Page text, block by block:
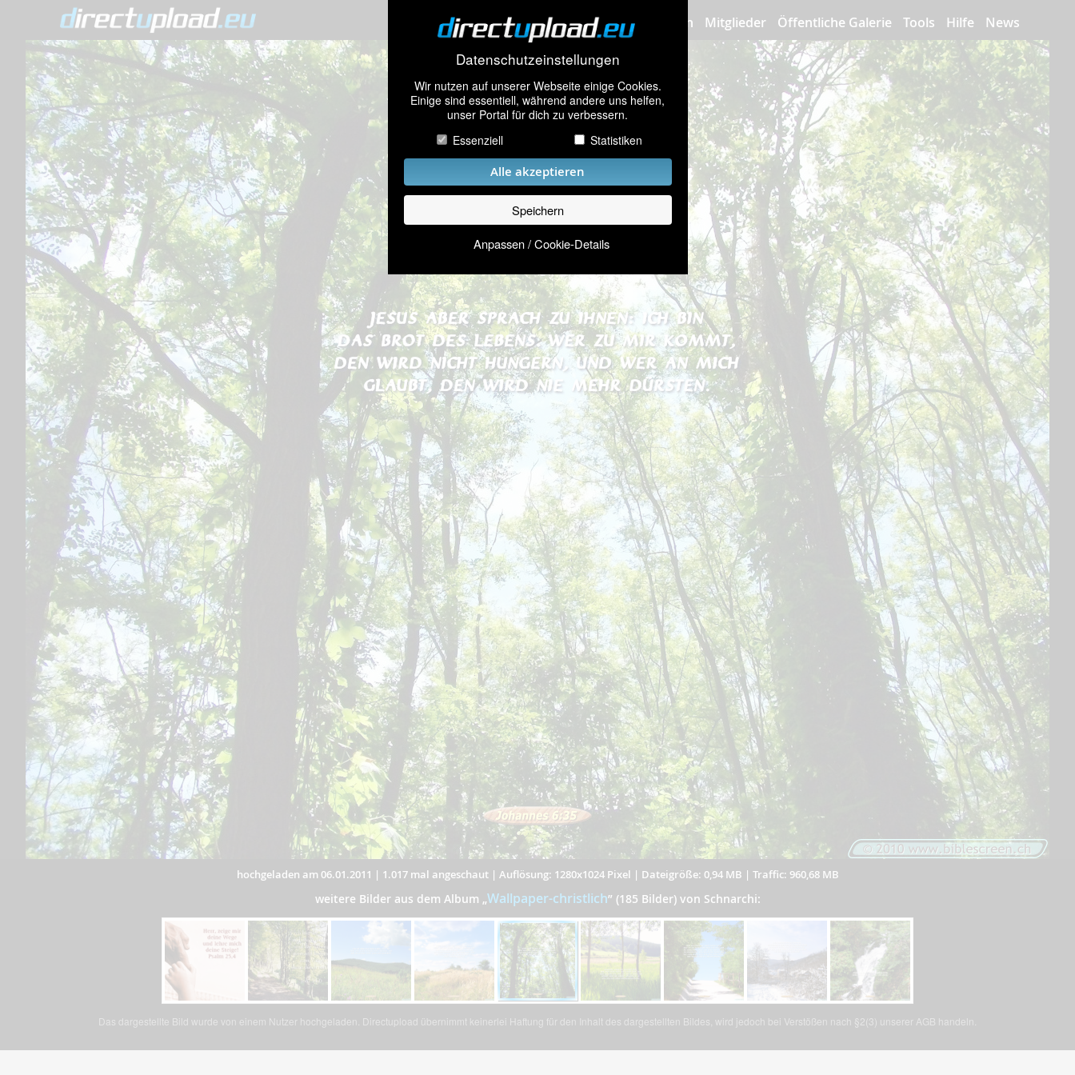
Datenschutzeinstellungen
Wir nutzen auf unserer Webseite einige Cookies.
Einige sind essentiell, während andere uns helfen,
unser Portal für dich zu verbessern.
Essenziell
Statistiken
Alle akzeptieren
Speichern
Anpassen / Cookie-Details
Bilder hochladen Mitglieder Öffentliche Galerie Tools Hilfe News
hochgeladen am 06.01.2011 | 1.017 mal angeschaut| Auflösung: 1280x1024 Pixel | Dateigröße: 0,94 MB | Traffic: 960,68 MB
weitere Bilder aus dem Album „Wallpaper-christlich” (185 Bilder) von Schnarchi:
Das dargestellte Bild wurde von einem Nutzer hochgeladen. Directupload übernimmt keinerlei Haftung für den Inhalt des dargestellten Bildes, wird jedoch bei Verstößen nach §2(3) unserer AGB handeln.